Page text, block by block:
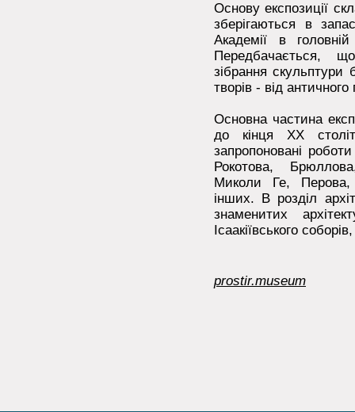
Основу експозиції
зберігаються в
Академії в
Передбачається,
зібрання скульптури
творів - від
Основна частина
до кінця XX
запропоновані
Рокотова,
Миколи Ге, Перова,
інших. В розділ
знаменитих
Ісаакіївського
prostir.museum